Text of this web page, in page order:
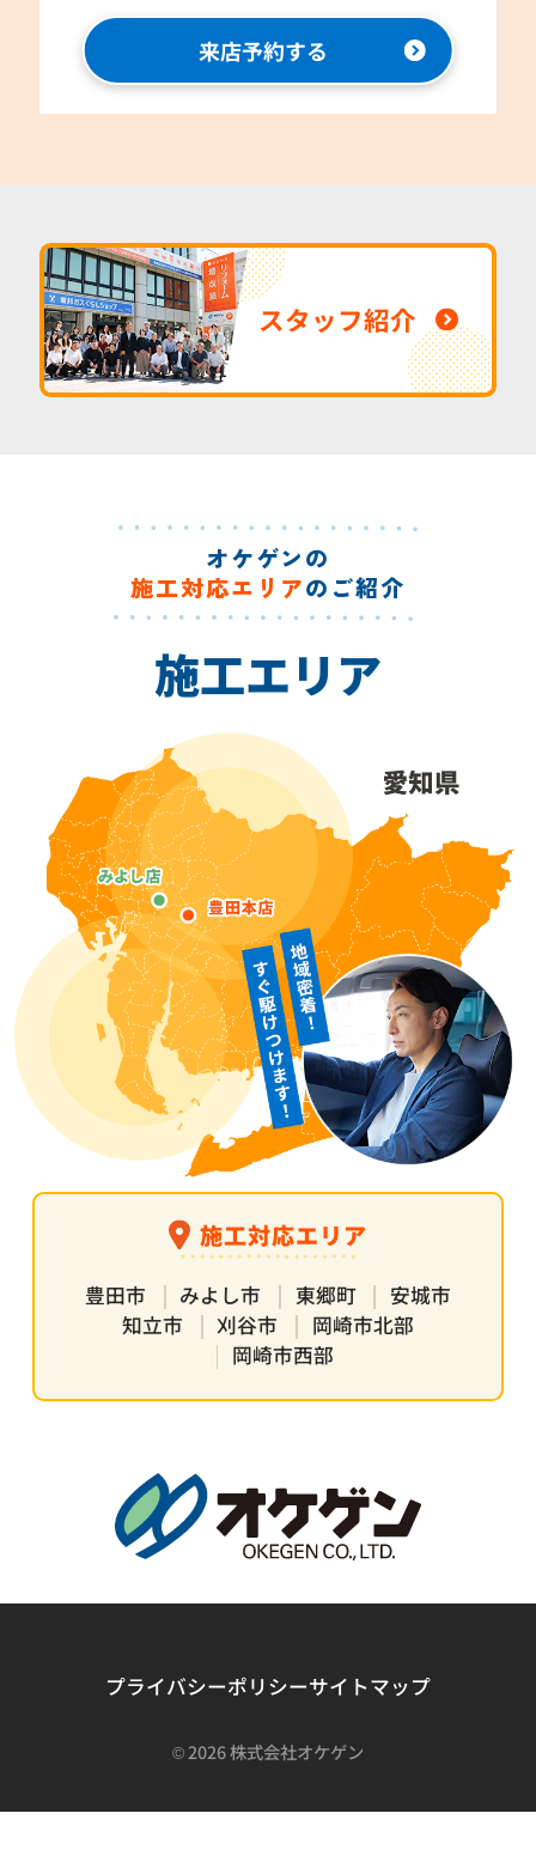
来店予約する
スタッフ紹介
オケゲンの
施工対応エリアのご紹介
施工エリア
施工対応エリア
豊田市 みよし市 東郷町
安城市
知立市
刈谷市
岡崎市北部
岡崎市西部
プライバシーポリシーサイトマップ
©2026 株式会社オケゲン